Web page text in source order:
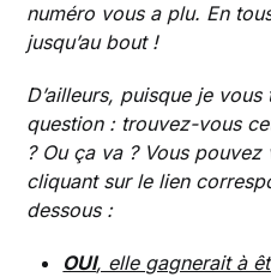
numéro vous a plu. En
jusqu’au bout !
D’ailleurs, puisque je
question : trouvez-vous
? Ou ça va ? Vous
cliquant sur le lien
dessous :
OUI, elle gagnerait à